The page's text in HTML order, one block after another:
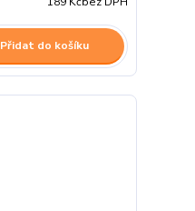
Přidat do košíku